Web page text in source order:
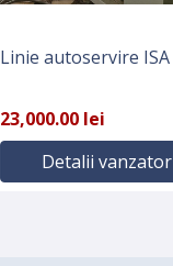
Linie autoservire ISA
23,000.00 lei
Detalii vanzator